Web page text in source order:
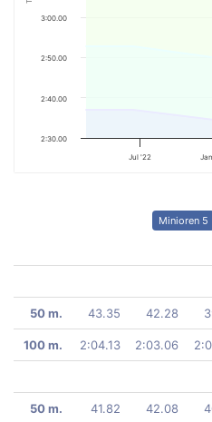
Jul '22
2:30.00
2:40.00
2:50.00
3:00.00
Minioren 5
50 m. 43.35 42.28
100 m. 2:04.13 2:03.06
50 m. 41.82 42.08